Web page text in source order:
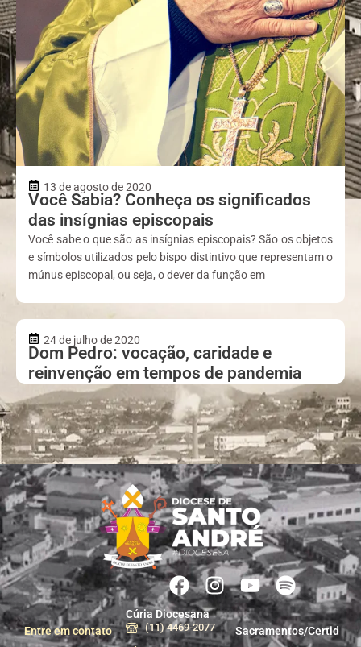
13 de agosto de 2020
Você Sabia? Conheça os significados
das insígnias episcopais
Você sabe o que são as insígnias episcopais? São os objetos
e símbolos utilizados pelo bispo distintivo que representam o
múnus episcopal, ou seja, o dever da função em
24 de julho de 2020
Dom Pedro: vocação, caridade e
reinvenção em tempos de pandemia
Entre em contato
Cúria Diocesana
(11) 4469-2077
Sacramentos/Certid